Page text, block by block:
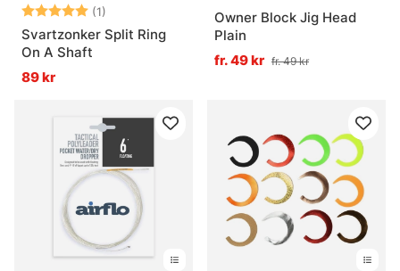
Betyg: (1)
5.0 utav 5 stjärnor
Svartzonker Split Ring
On A Shaft
89 kr
Owner Block Jig Head
Plain
fr. 49 kr fr. 49 kr